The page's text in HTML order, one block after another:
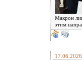
Макрон
этим